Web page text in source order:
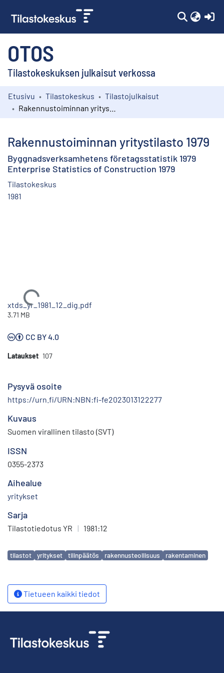
OTOS
Tilastokeskuksen julkaisut verkossa
Kokoelmat
Etusivu Tilastokeskus
Tilastojulkaisut
Rakennustoiminnan yritystilasto 1979
Byggnadsverksamhetens företagsstatistik 1979
Enterprise Statistics of Construction 1979
Tilastokeskus
1981
Ladataan...
xtds_yr_1981_12_dig.pdf
3.71 MB
CC BY 4.0
Lataukset 107
Pysyvä osoite
https://urn.fi/URN:NBN:fi-fe2023013122277
Kuvaus
Suomen virallinen tilasto (SVT)
ISSN
0355-2373
Aihealue
yritykset
Sarja
Tilastotiedotus YR | 1981:12
Avainsanat
tilastot yritykset tilinpäätös rakennusteollisuus rakentaminen
Tietueen kaikki tiedot